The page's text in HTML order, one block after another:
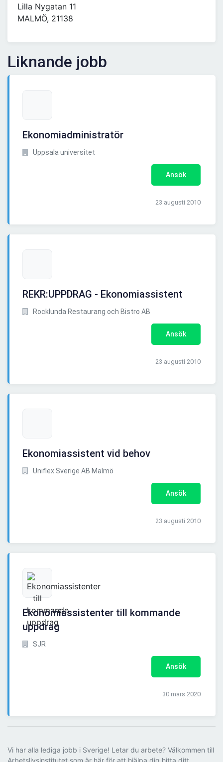
Lilla Nygatan 11
MALMÖ, 21138
Liknande jobb
Ekonomiadministratör
Uppsala universitet
Ansök
23 augusti 2010
REKR:UPPDRAG - Ekonomiassistent
Rocklunda Restaurang och Bistro AB
Ansök
23 augusti 2010
Ekonomiassistent vid behov
Uniflex Sverige AB Malmö
Ansök
23 augusti 2010
Ekonomiassistenter till kommande
uppdrag
SJR
Ansök
30 mars 2020
Vi har alla lediga jobb i Sverige! Letar du arbete? Välkommen till